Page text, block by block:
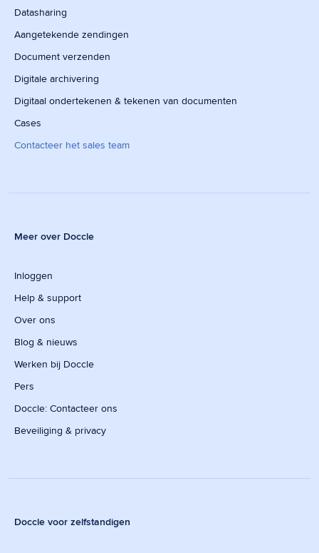
Datasharing
Aangetekende zendingen
Document verzenden
Digitale archivering
Digitaal ondertekenen & tekenen van documenten
Cases
Contacteer het sales team
Meer over Doccle
Inloggen
Help & support
Over ons
Blog & nieuws
Werken bij Doccle
Pers
Doccle: Contacteer ons
Beveiliging & privacy
Doccle voor zelfstandigen